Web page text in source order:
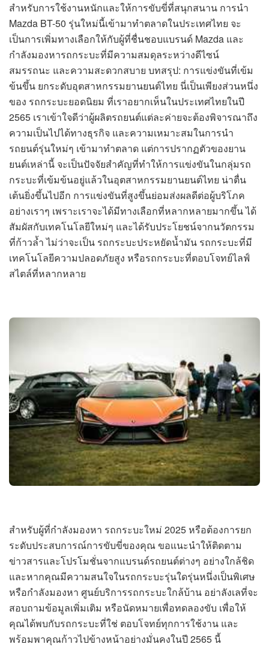
สำหรับการใช้งานหนักและให้การขับขี่ที่สนุกสนาน การนำ
Mazda BT-50 รุ่นใหม่นี้เข้ามาทำตลาดในประเทศไทย จะ
เป็นการเพิ่มทางเลือกให้กับผู้ที่ชื่นชอบแบรนด์ Mazda และ
กำลังมองหารถกระบะที่มีความสมดุลระหว่างดีไซน์
สมรรถนะ และความสะดวกสบาย บทสรุป: การแข่งขันที่เข้ม
ข้นขึ้น ยกระดับอุตสาหกรรมยานยนต์ไทย นี่เป็นเพียงส่วนหนึ่ง
ของ รถกระบะยอดนิยม ที่เราอยากเห็นในประเทศไทยในปี
2565 เราเข้าใจดีว่าผู้ผลิตรถยนต์แต่ละค่ายจะต้องพิจารณาถึง
ความเป็นไปได้ทางธุรกิจ และความเหมาะสมในการนำ
รถยนต์รุ่นใหม่ๆ เข้ามาทำตลาด แต่การปรากฏตัวของยาน
ยนต์เหล่านี้ จะเป็นปัจจัยสำคัญที่ทำให้การแข่งขันในกลุ่มรถ
กระบะที่เข้มข้นอยู่แล้วในอุตสาหกรรมยานยนต์ไทย น่าตื่น
เต้นยิ่งขึ้นไปอีก การแข่งขันที่สูงขึ้นย่อมส่งผลดีต่อผู้บริโภค
อย่างเราๆ เพราะเราจะได้มีทางเลือกที่หลากหลายมากขึ้น ได้
สัมผัสกับเทคโนโลยีใหม่ๆ และได้รับประโยชน์จากนวัตกรรม
ที่ก้าวล้ำ ไม่ว่าจะเป็น รถกระบะประหยัดน้ำมัน รถกระบะที่มี
เทคโนโลยีความปลอดภัยสูง หรือรถกระบะที่ตอบโจทย์ไลฟ์
สไตล์ที่หลากหลาย
สำหรับผู้ที่กำลังมองหา รถกระบะใหม่ 2025 หรือต้องการยก
ระดับประสบการณ์การขับขี่ของคุณ ขอแนะนำให้ติดตาม
ข่าวสารและโปรโมชั่นจากแบรนด์รถยนต์ต่างๆ อย่างใกล้ชิด
และหากคุณมีความสนใจในรถกระบะรุ่นใดรุ่นหนึ่งเป็นพิเศษ
หรือกำลังมองหา ศูนย์บริการรถกระบะใกล้บ้าน อย่าลังเลที่จะ
สอบถามข้อมูลเพิ่มเติม หรือนัดหมายเพื่อทดลองขับ เพื่อให้
คุณได้พบกับรถกระบะที่ใช่ ตอบโจทย์ทุกการใช้งาน และ
พร้อมพาคุณก้าวไปข้างหน้าอย่างมั่นคงในปี 2565 นี้